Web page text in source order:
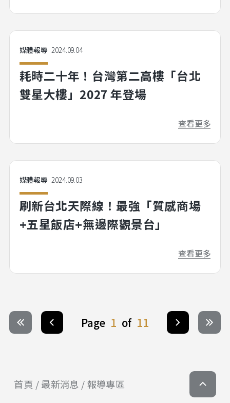
媒體報導 2024.09.04
耗時二十年！台灣第二高樓「台北
雙星大樓」2027 年登場
查看更多
媒體報導 2024.09.03
刷新台北天際線！最強「質感商場
+五星飯店+無邊際觀景台」
查看更多
Page 1 of 11
首頁 最新消息 報導專區